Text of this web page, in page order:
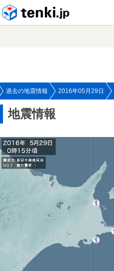
過去の地震情報 2016年05月29日
地震情報